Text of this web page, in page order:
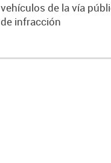
de la vía
infracción